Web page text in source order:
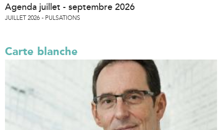
Agenda juillet - septembre 2026
JUILLET 2026 PULSATIONS
Carte blanche